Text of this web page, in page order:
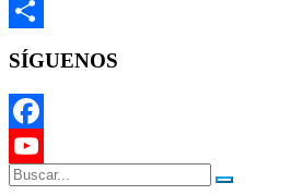
LinkedIn
Compartir
SÍGUENOS
Facebook
YouTube